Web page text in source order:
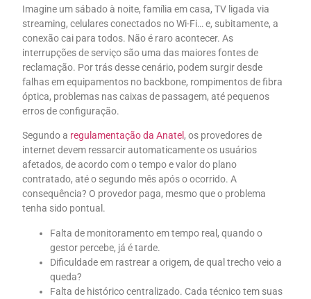
Imagine um sábado à noite, família em casa, TV ligada via
streaming, celulares conectados no Wi-Fi… e, subitamente, a
conexão cai para todos. Não é raro acontecer. As
interrupções de serviço são uma das maiores fontes de
reclamação. Por trás desse cenário, podem surgir desde
falhas em equipamentos no backbone, rompimentos de fibra
óptica, problemas nas caixas de passagem, até pequenos
erros de configuração.
Segundo a regulamentação da Anatel , os provedores de
internet devem ressarcir automaticamente os usuários
afetados, de acordo com o tempo e valor do plano
contratado, até o segundo mês após o ocorrido. A
consequência? O provedor paga, mesmo que o problema
tenha sido pontual.
Falta de monitoramento em tempo real, quando o
gestor percebe, já é tarde.
Dificuldade em rastrear a origem, de qual trecho veio a
queda?
Falta de histórico centralizado. Cada técnico tem suas